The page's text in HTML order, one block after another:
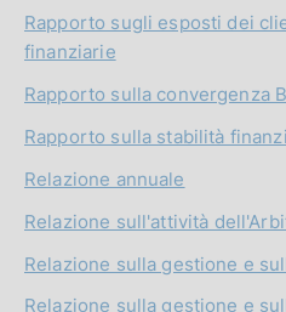
Rapporto sugli esposti dei
finanziarie
Rapporto sulla convergenza
Rapporto sulla stabilità
Relazione annuale
Relazione sull'attività
Relazione sulla gestione e
Relazione sulla gestione e